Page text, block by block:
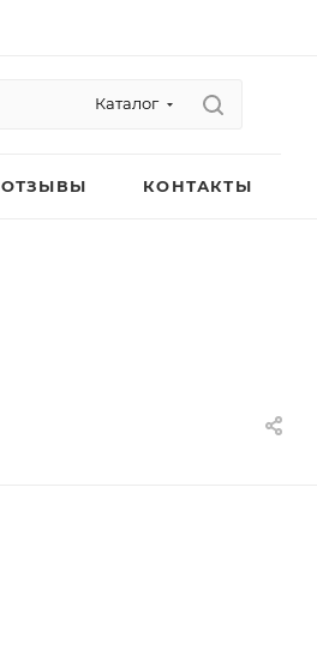
Каталог
ОТЗЫВЫ КОНТАКТЫ